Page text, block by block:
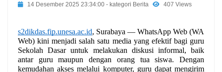
14 Desember 2025 23:34:00 - kategori Berita 407 Views
s2dikdas.fip.unesa.ac.id, Surabaya — WhatsApp Web (WA
Web) kini menjadi salah satu media yang efektif bagi guru
Sekolah Dasar untuk melakukan diskusi informal, baik
antar guru maupun dengan orang tua siswa. Dengan
kemudahan akses melalui komputer, guru dapat mengirim